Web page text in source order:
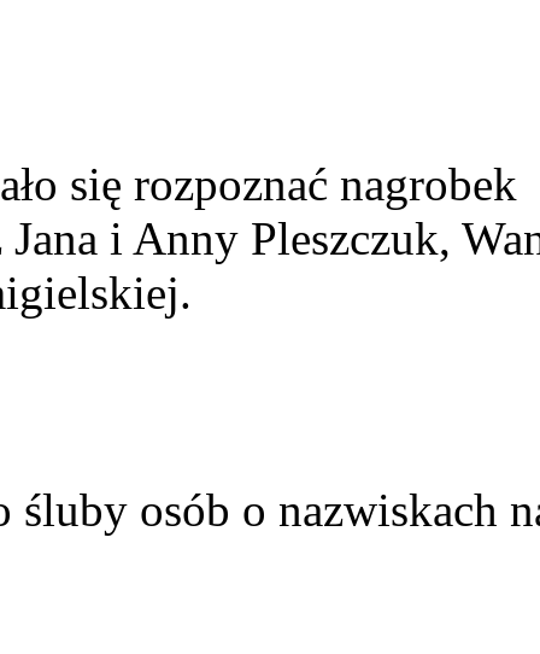
się rozpoznać nagrobek
i Anny Pleszczuk,
śluby osób o nazwiskach